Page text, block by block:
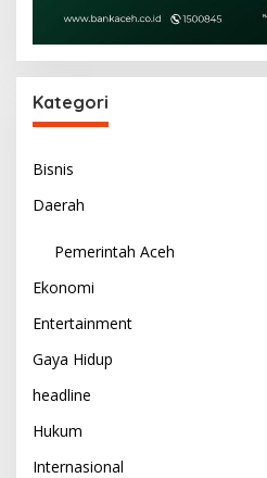
Kategori
Bisnis
Daerah
Pemerintah Aceh
Ekonomi
Entertainment
Gaya Hidup
headline
Hukum
Internasional